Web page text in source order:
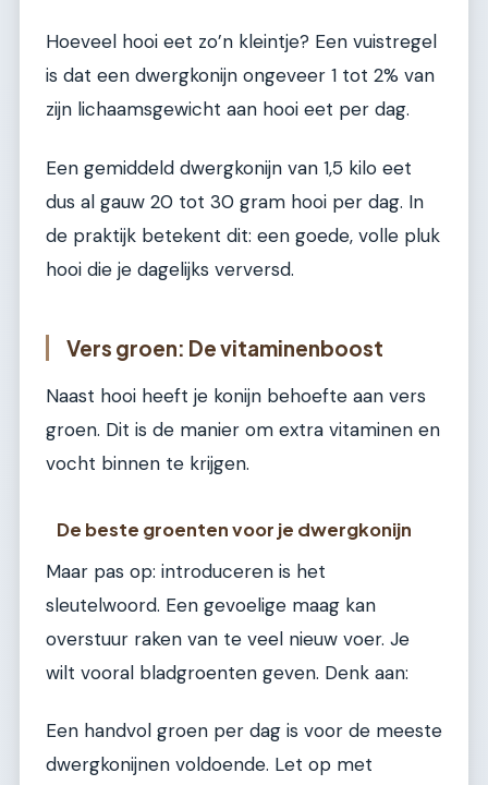
Hoeveel hooi eet zo’n kleintje? Een vuistregel
is dat een dwergkonijn ongeveer 1 tot 2% van
zijn lichaamsgewicht aan hooi eet per dag.
Een gemiddeld dwergkonijn van 1,5 kilo eet
dus al gauw 20 tot 30 gram hooi per dag. In
de praktijk betekent dit: een goede, volle pluk
hooi die je dagelijks verversd.
Vers groen: De vitaminenboost
Naast hooi heeft je konijn behoefte aan vers
groen. Dit is de manier om extra vitaminen en
vocht binnen te krijgen.
De beste groenten voor je dwergkonijn
Maar pas op: introduceren is het
sleutelwoord. Een gevoelige maag kan
overstuur raken van te veel nieuw voer. Je
wilt vooral bladgroenten geven. Denk aan:
Een handvol groen per dag is voor de meeste
dwergkonijnen voldoende. Let op met